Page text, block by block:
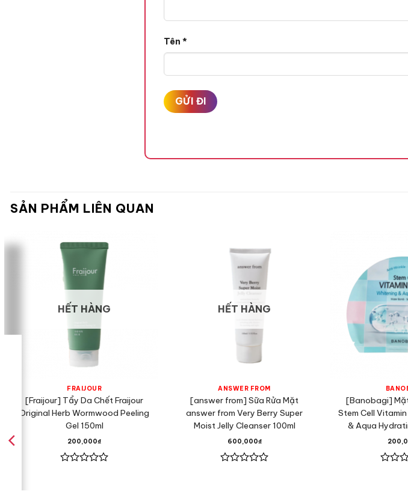
Tên*
SẢN PHẨM LIÊN QUAN
HẾT HÀNG
FRAIJOUR
[Fraijour] Tẩy Da Chết Fraijour
Original Herb Wormwood Peeling
Gel 150ml
200,000₫
HẾT HÀNG
ANSWER FROM
[answer from] Sữa Rửa Mặt
answer from Very Berry Super
Moist Jelly Cleanser 100ml
600,000₫
[Banobagi]
Stem Cell
& Aqua